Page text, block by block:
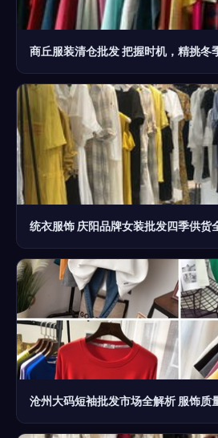
商丘服装清仓批发 把握时机，精挑冬
统衣服饰 庆阳品牌女装批发四季供货
沧州大码短袖批发市场全解析 服饰质